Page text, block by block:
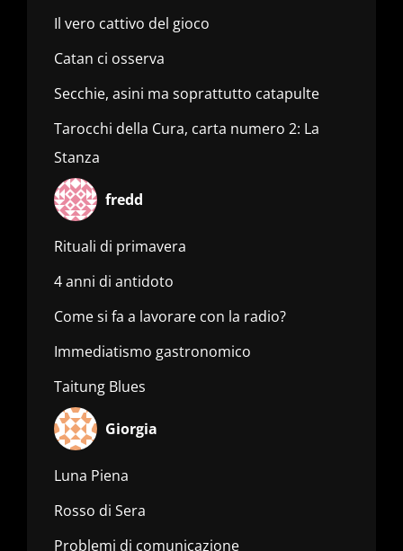
Il vero cattivo del gioco
Catan ci osserva
Secchie, asini ma soprattutto catapulte
Tarocchi della Cura, carta numero 2: La
Stanza
fredd
Rituali di primavera
4 anni di antidoto
Come si fa a lavorare con la radio?
Immediatismo gastronomico
Taitung Blues
Giorgia
Luna Piena
Rosso di Sera
Problemi di comunicazione